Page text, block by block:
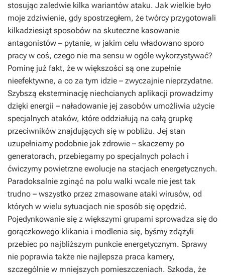
stosując zaledwie kilka wariantów ataku. Jak wielkie było
moje zdziwienie, gdy spostrzegłem, że twórcy przygotowali
kilkadziesiąt sposobów na skuteczne kasowanie
antagonistów – pytanie, w jakim celu władowano sporo
pracy w coś, czego nie ma sensu w ogóle wykorzystywać?
Pominę już fakt, że w większości są one zupełnie
nieefektywne, a co za tym idzie – zwyczajnie nieprzydatne.
Szybszą eksterminację niechcianych aplikacji prowadzimy
dzięki energii – naładowanie jej zasobów umożliwia użycie
specjalnych ataków, które oddziałują na całą grupkę
przeciwników znajdujących się w pobliżu. Jej stan
uzupełniamy podobnie jak zdrowie – skaczemy po
generatorach, przebiegamy po specjalnych polach i
ćwiczymy powietrzne ewolucje na stacjach energetycznych.
Paradoksalnie zginąć na polu walki wcale nie jest tak
trudno – wszystko przez zmasowane ataki wirusów, od
których w wielu sytuacjach nie sposób się opędzić.
Pojedynkowanie się z większymi grupami sprowadza się do
gorączkowego klikania i modlenia się, byśmy zdążyli
przebiec po najbliższym punkcie energetycznym. Sprawy
nie poprawia także nie najlepsza praca kamery,
szczególnie w mniejszych pomieszczeniach. Szkoda, że